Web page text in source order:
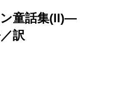
童話集(II)―
訳